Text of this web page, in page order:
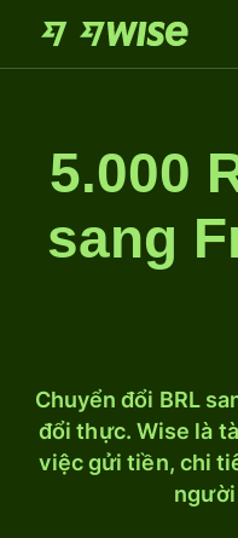
5.000
sang
Chuyển đổi BRL
đổi thực. Wise là
việc gửi tiền, chi